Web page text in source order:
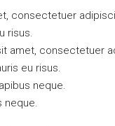
consectetuer
risus.
amet, consectetuer
eu risus.
neque.
neque.